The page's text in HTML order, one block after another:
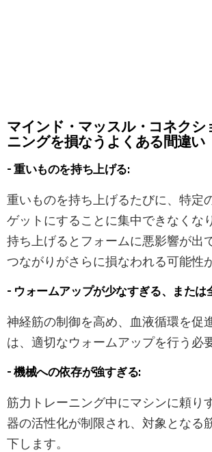
マインド・マッスル・コネクシ
ニングを損なうよくある間違い
– 重いものを持ち上げる:
重いものを持ち上げるたびに、特定
ゲットにすることに集中できなくな
持ち上げるとフォームに悪影響が出
つながりがさらに損なわれる可能性
– ウォームアップが少なすぎる、または
神経筋の制御を高め、血液循環を促
は、適切なウォームアップを行う必
– 機械への依存が強すぎる:
筋力トレーニング中にマシンに頼り
器の活性化が制限され、対象となる
下します。